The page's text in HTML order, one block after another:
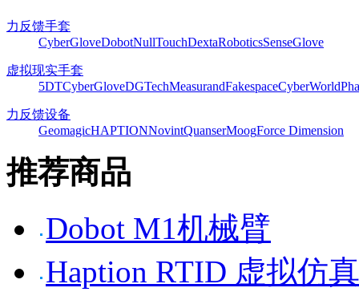
力反馈手套
CyberGloveDobotNullTouchDextaRoboticsSenseGlove
虚拟现实手套
5DTCyberGloveDGTechMeasurandFakespaceCyberWorld
力反馈设备
GeomagicHAPTIONNovintQuanserMoogForce Dimension
推荐商品
Dobot M1机械臂
Haption RTID 虚拟仿